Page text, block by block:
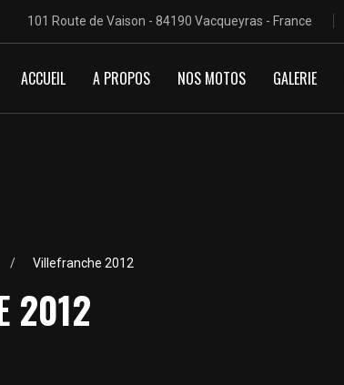
101 Route de Vaison - 84190 Vacqueyras - France
ACCUEIL A PROPOS NOS MOTOS GALERIE
Villefranche 2012
2012